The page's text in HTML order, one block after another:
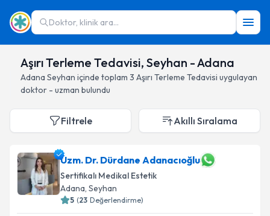
Doktor, klinik ara...
Aşırı Terleme Tedavisi, Seyhan - Adana
Adana Seyhan içinde toplam 3 Aşırı Terleme Tedavisi uygulayan
doktor - uzman bulundu
Filtrele Akıllı Sıralama
Uzm. Dr. Dürdane Adanacıoğlu
Sertifikalı Medikal Estetik
Adana, Seyhan
5 (23 Değerlendirme)